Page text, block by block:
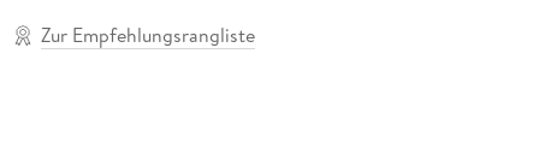
Zur Empfehlungsrangliste